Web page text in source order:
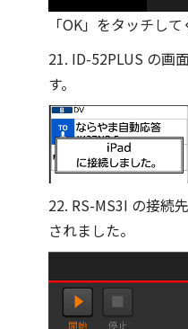
「OK」をタッチして
21. ID-52PLUS の画
す。
22. RS-MS3I の接続
されました。